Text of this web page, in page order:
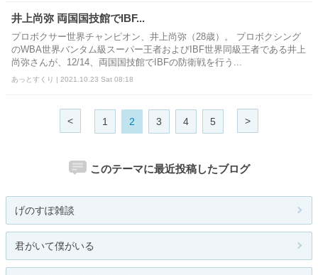
井上尚弥 両国国技館でIBF...
プロボクサー世界チャンピオン、井上尚弥（28歳）。 プロボクシング
のWBA世界バンタム級スーパー王者およびIBF世界同級王者である井上
尚弥さんが、12/14、両国国技館でIBFの防衛戦を行う...
あっとすくり | 2021.10.23 Sat 08:18
< 1 2 3 4 5 >
このテーマに最近投稿したブログ
げのすぽ雑談
君がいて僕がいる